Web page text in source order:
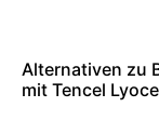
Alternativen zu
mit Tencel